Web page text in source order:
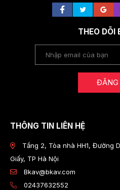
THEO DÕI
ĐĂNG
THÔNG TIN LIÊN HỆ
Tầng 2, Tòa nhà HH1, Đường
Giấy, TP Hà Nội
Bkav@bkav.com
02437632552